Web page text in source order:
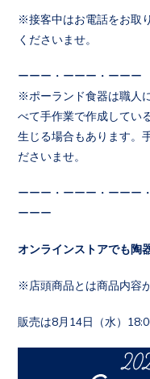
※接客中はお電話をお取
くださいませ。
ーーー・ーーー・ーーー
※ポーランド食器は職人
べて手作業で作成してい
生じる場合もあります。
ださいませ。
ーーー・ーーー・ーーー
ーーー
オンラインストアでも陶
※店頭商品とは商品内容
販売は8月14日（水）